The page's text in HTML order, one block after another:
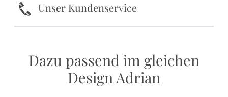
k Unser Kundenservice
Dazu passend im gleichen
Design Adrian